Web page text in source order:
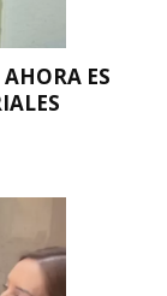
ES